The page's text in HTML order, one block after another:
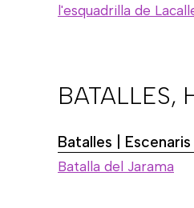
l'esquadrilla de
BATALLES,
Batalles | Escenaris
Batalla del Jarama